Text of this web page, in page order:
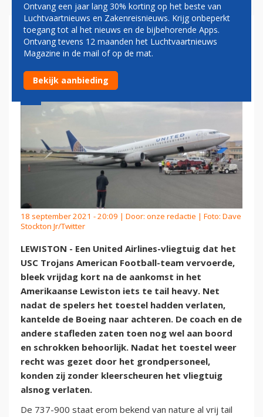
IN BEELD: UNITED-TOESTEL
RAAKT UIT BALANS
18 september 2021 - 20:09 | Door: onze redactie | Foto: Dave
Stockton Jr/Twitter
LEWISTON - Een United Airlines-vliegtuig dat het
USC Trojans American Football-team vervoerde,
bleek vrijdag kort na de aankomst in het
Amerikaanse Lewiston iets te tail heavy. Net
nadat de spelers het toestel hadden verlaten,
kantelde de Boeing naar achteren. De coach en de
andere stafleden zaten toen nog wel aan boord
en schrokken behoorlijk. Nadat het toestel weer
recht was gezet door het grondpersoneel,
konden zij zonder kleerscheuren het vliegtuig
alsnog verlaten.
De 737-900 staat erom bekend van nature al vrij tail
Ontvang een jaar lang 30% korting op het beste van
Luchtvaartnieuws en Zakenreisnieuws. Krijg onbeperkt
toegang tot al het nieuws en de bijbehorende Apps.
Ontvang tevens 12 maanden het Luchtvaartnieuws
Magazine in de mail of op de mat.
Bekijk aanbieding